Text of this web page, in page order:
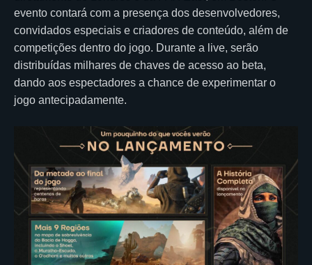
evento contará com a presença dos desenvolvedores,
convidados especiais e criadores de conteúdo, além de
competições dentro do jogo. Durante a live, serão
distribuídas milhares de chaves de acesso ao beta,
dando aos espectadores a chance de experimentar o
jogo antecipadamente.